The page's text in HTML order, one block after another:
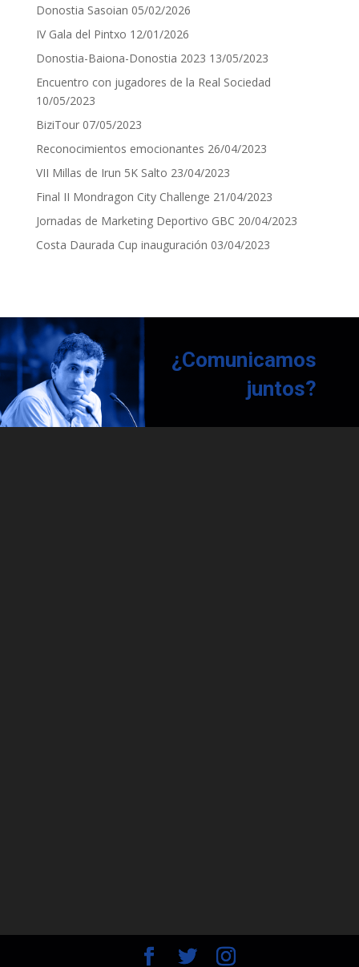
Donostia Sasoian 05/02/2026
IV Gala del Pintxo 12/01/2026
Donostia-Baiona-Donostia 2023 13/05/2023
Encuentro con jugadores de la Real Sociedad
10/05/2023
BiziTour 07/05/2023
Reconocimientos emocionantes 26/04/2023
VII Millas de Irun 5K Salto 23/04/2023
Final II Mondragon City Challenge 21/04/2023
Jornadas de Marketing Deportivo GBC 20/04/2023
Costa Daurada Cup inauguración 03/04/2023
¿Comunicamos
juntos?